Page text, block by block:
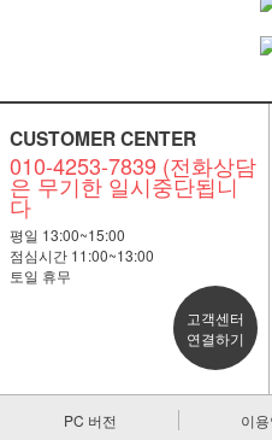
CUSTOMER CENTER
010-4253-7839 (전화상담
은 무기한 일시중단됩니
다
평일 13:00~15:00
점심시간 11:00~13:00
토일 휴무
고객센터
연결하기
PC 버전 이